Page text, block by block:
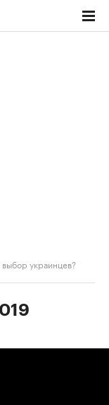
выбор украинцев?